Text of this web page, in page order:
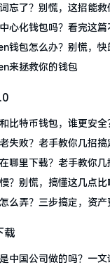
忘了？别慌，这招能救
心化钱包吗？看完这篇
钱包怎么办？别慌，快
来拯救你的钱包
比特币钱包，谁更安全
失败？老手教你几招搞
哪里下载？老手教你几
？别慌，搞懂这几点比
么弄？三步搞定，资产
载
中国公司做的吗？一文